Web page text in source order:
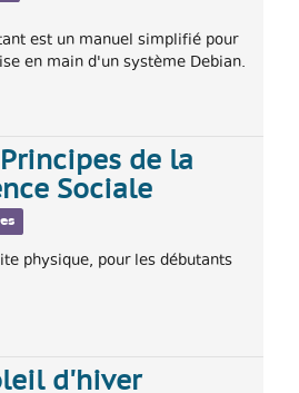
est un manuel simplifié pour
en main d'un système Debian.
de la
Sociale
physique, pour les débutants
d'hiver